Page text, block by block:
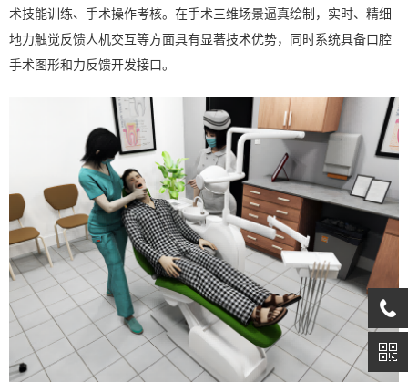
术技能训练、手术操作考核。在手术三维场景逼真绘制，实时、精细
地力触觉反馈人机交互等方面具有显著技术优势，同时系统具备口腔
手术图形和力反馈开发接口。